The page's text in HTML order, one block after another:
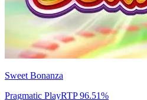
Sweet Bonanza
Pragmatic PlayRTP96.51%